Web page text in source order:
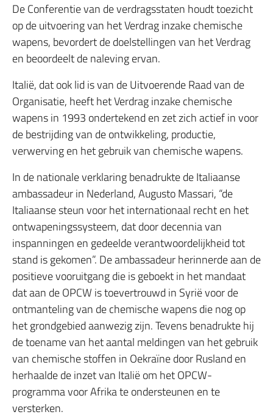
De Conferentie van de verdragsstaten houdt toezicht
op de uitvoering van het Verdrag inzake chemische
wapens, bevordert de doelstellingen van het Verdrag
en beoordeelt de naleving ervan.
Italië, dat ook lid is van de Uitvoerende Raad van de
Organisatie, heeft het Verdrag inzake chemische
wapens in 1993 ondertekend en zet zich actief in voor
de bestrijding van de ontwikkeling, productie,
verwerving en het gebruik van chemische wapens.
In de nationale verklaring benadrukte de Italiaanse
ambassadeur in Nederland, Augusto Massari, “de
Italiaanse steun voor het internationaal recht en het
ontwapeningssysteem, dat door decennia van
inspanningen en gedeelde verantwoordelijkheid tot
stand is gekomen”. De ambassadeur herinnerde aan de
positieve vooruitgang die is geboekt in het mandaat
dat aan de OPCW is toevertrouwd in Syrië voor de
ontmanteling van de chemische wapens die nog op
het grondgebied aanwezig zijn. Tevens benadrukte hij
de toename van het aantal meldingen van het gebruik
van chemische stoffen in Oekraïne door Rusland en
herhaalde de inzet van Italië om het OPCW-
programma voor Afrika te ondersteunen en te
versterken.